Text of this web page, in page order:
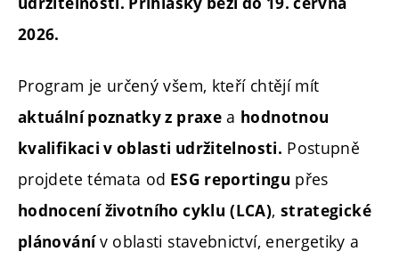
2026.
Program je určený všem, kteří chtějí mít
aktuální poznatky z praxe a hodnotnou
kvalifikaci v oblasti udržitelnosti. Postupně
projdete témata od ESG reportingu přes
hodnocení životního cyklu (LCA), strategické
plánovánív oblasti stavebnictví, energetiky a